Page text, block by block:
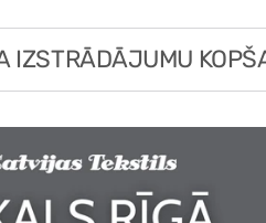
IZSTRĀDĀJUMU